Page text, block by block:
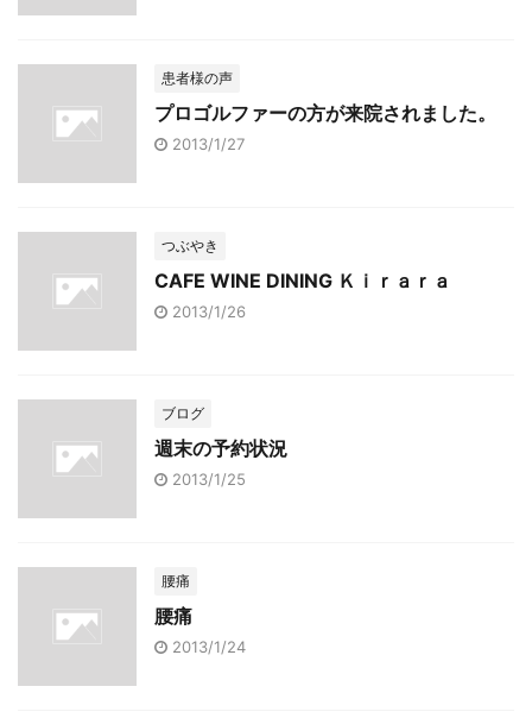
患者様の声
プロゴルファーの方が来院されました。
2013/1/27
つぶやき
CAFE WINE DINING Ｋｉｒａｒａ
2013/1/26
ブログ
週末の予約状況
2013/1/25
腰痛
腰痛
2013/1/24